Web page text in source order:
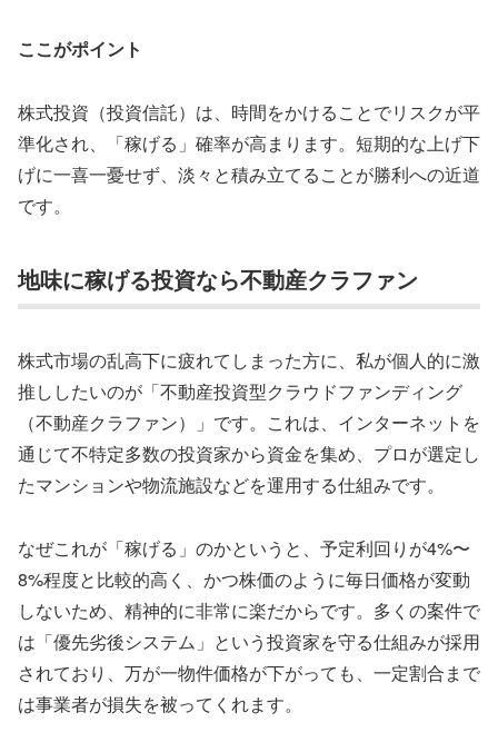
ここがポイント
株式投資（投資信託）は、時間をかけることでリスクが平
準化され、「稼げる」確率が高まります。短期的な上げ下
げに一喜一憂せず、淡々と積み立てることが勝利への近道
です。
地味に稼げる投資なら不動産クラファン
株式市場の乱高下に疲れてしまった方に、私が個人的に激
推ししたいのが「不動産投資型クラウドファンディング
（不動産クラファン）」です。これは、インターネットを
通じて不特定多数の投資家から資金を集め、プロが選定し
たマンションや物流施設などを運用する仕組みです。
なぜこれが「稼げる」のかというと、予定利回りが4%〜
8%程度と比較的高く、かつ株価のように毎日価格が変動
しないため、精神的に非常に楽だからです。多くの案件で
は「優先劣後システム」という投資家を守る仕組みが採用
されており、万が一物件価格が下がっても、一定割合まで
は事業者が損失を被ってくれます。